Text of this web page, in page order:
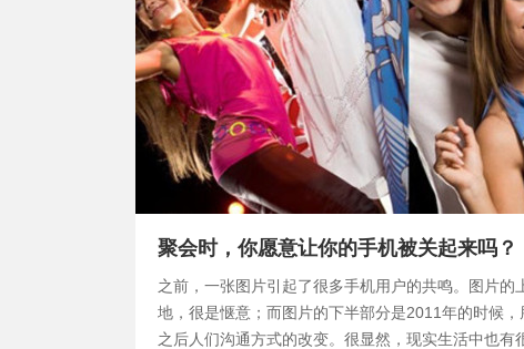
聚会时，你愿意让你的手机被关起来吗？
之前，一张图片引起了很多手机用户的共鸣。图片
地，很是惬意；而图片的下半部分是2011年的时候
之后人们沟通方式的改变。很显然，现实生活中也有